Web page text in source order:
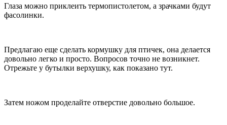
Глаза можно приклеить термопистолетом, а зрачками будут
фасолинки.
Предлагаю еще сделать кормушку для птичек, она делается
довольно легко и просто. Вопросов точно не возникнет.
Отрежьте у бутылки верхушку, как показано тут.
Затем ножом проделайте отверстие довольно большое.